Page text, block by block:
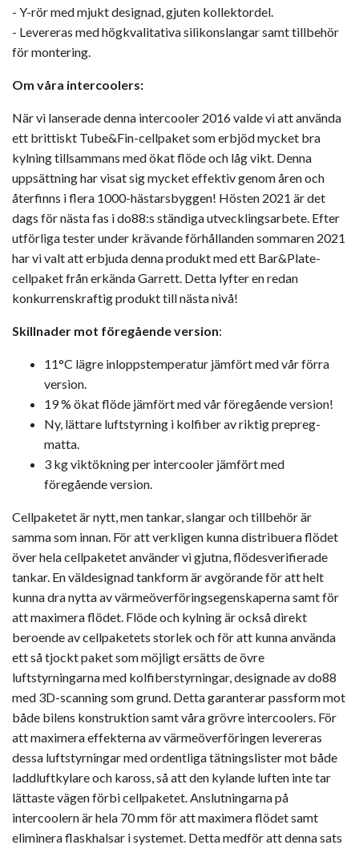
- Y-rör med mjukt designad, gjuten kollektordel.
- Levereras med högkvalitativa silikonslangar samt tillbehör
för montering.
Om våra intercoolers:
När vi lanserade denna intercooler 2016 valde vi att använda
ett brittiskt Tube&Fin-cellpaket som erbjöd mycket bra
kylning tillsammans med ökat flöde och låg vikt. Denna
uppsättning har visat sig mycket effektiv genom åren och
återfinns i flera 1000-hästarsbyggen! Hösten 2021 är det
dags för nästa fas i do88:s ständiga utvecklingsarbete. Efter
utförliga tester under krävande förhållanden sommaren 2021
har vi valt att erbjuda denna produkt med ett Bar&Plate-
cellpaket från erkända Garrett. Detta lyfter en redan
konkurrenskraftig produkt till nästa nivå!
Skillnader mot föregående version:
11°C lägre inloppstemperatur jämfört med vår förra
version.
19 % ökat flöde jämfört med vår föregående version!
Ny, lättare luftstyrning i kolfiber av riktig prepreg-
matta.
3 kg viktökning per intercooler jämfört med
föregående version.
Cellpaketet är nytt, men tankar, slangar och tillbehör är
samma som innan. För att verkligen kunna distribuera flödet
över hela cellpaketet använder vi gjutna, flödesverifierade
tankar. En väldesignad tankform är avgörande för att helt
kunna dra nytta av värmeöverföringsegenskaperna samt för
att maximera flödet. Flöde och kylning är också direkt
beroende av cellpaketets storlek och för att kunna använda
ett så tjockt paket som möjligt ersätts de övre
luftstyrningarna med kolfiberstyrningar, designade av do88
med 3D-scanning som grund. Detta garanterar passform mot
både bilens konstruktion samt våra grövre intercoolers. För
att maximera effekterna av värmeöverföringen levereras
dessa luftstyrningar med ordentliga tätningslister mot både
laddluftkylare och kaross, så att den kylande luften inte tar
lättaste vägen förbi cellpaketet. Anslutningarna på
intercoolern är hela 70 mm för att maximera flödet samt
eliminera flaskhalsar i systemet. Detta medför att denna sats